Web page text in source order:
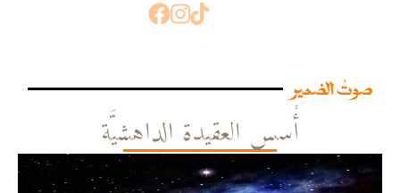
صوتُ الضمير
أُسس العقيدة الداهشيَّة